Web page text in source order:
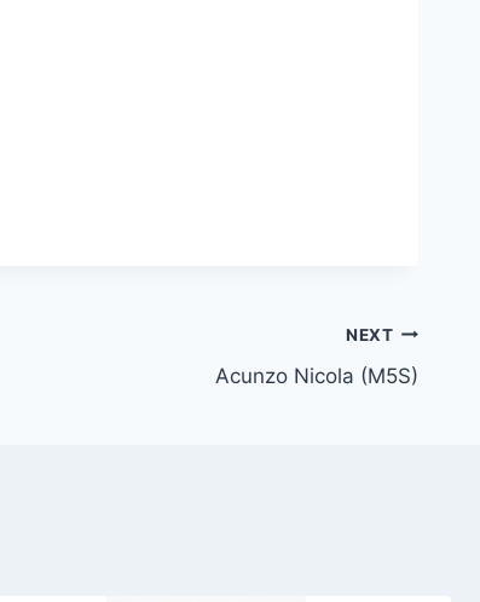
NEXT
Acunzo Nicola (M5S)